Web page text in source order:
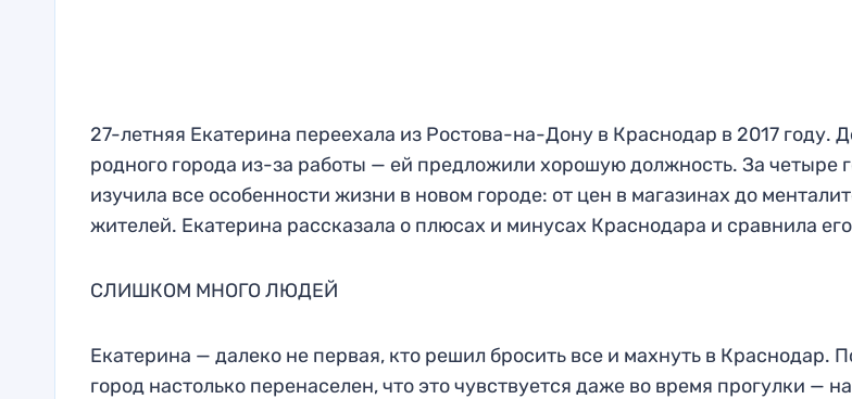
27-летняя Екатерина переехала из Ростова-на-Дону в Краснодар в 2017 году.
родного города из-за работы — ей предложили хорошую должность. За четыре
изучила все особенности жизни в новом городе: от цен в магазинах до
жителей. Екатерина рассказала о плюсах и минусах Краснодара и сравнила
СЛИШКОМ МНОГО ЛЮДЕЙ
Екатерина — далеко не первая, кто решил бросить все и махнуть в Краснодар.
город настолько перенаселен, что это чувствуется даже во время прогулки —